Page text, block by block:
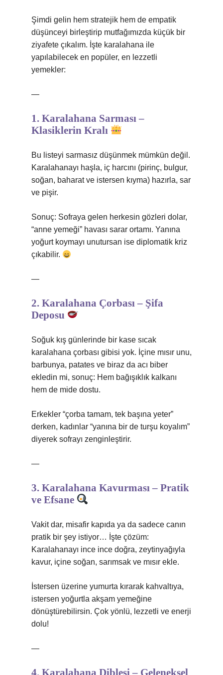
Şimdi gelin hem stratejik hem de empatik
düşünceyi birleştirip mutfağımızda küçük bir
ziyafete çıkalım. İşte karalahana ile
yapılabilecek en popüler, en lezzetli
yemekler:
—
1. Karalahana Sarması –
Klasiklerin Kralı
Bu listeyi sarmasız düşünmek mümkün değil.
Karalahanayı haşla, iç harcını (pirinç, bulgur,
soğan, baharat ve istersen kıyma) hazırla, sar
ve pişir.
Sonuç: Sofraya gelen herkesin gözleri dolar,
“anne yemeği” havası sarar ortamı. Yanına
yoğurt koymayı unutursan ise diplomatik kriz
çıkabilir.
—
2. Karalahana Çorbası – Şifa
Deposu
Soğuk kış günlerinde bir kase sıcak
karalahana çorbası gibisi yok. İçine mısır unu,
barbunya, patates ve biraz da acı biber
ekledin mi, sonuç: Hem bağışıklık kalkanı
hem de mide dostu.
Erkekler “çorba tamam, tek başına yeter”
derken, kadınlar “yanına bir de turşu koyalım”
diyerek sofrayı zenginleştirir.
—
3. Karalahana Kavurması – Pratik
ve Efsane
Vakit dar, misafir kapıda ya da sadece canın
pratik bir şey istiyor… İşte çözüm:
Karalahanayı ince ince doğra, zeytinyağıyla
kavur, içine soğan, sarımsak ve mısır ekle.
İstersen üzerine yumurta kırarak kahvaltıya,
istersen yoğurtla akşam yemeğine
dönüştürebilirsin. Çok yönlü, lezzetli ve enerji
dolu!
—
4. Karalahana Diblesi – Geleneksel